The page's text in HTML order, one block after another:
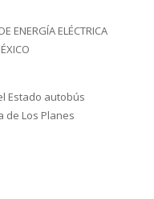
ENERGÍA ELÉCTRICA
Estado autobús
de Los Planes